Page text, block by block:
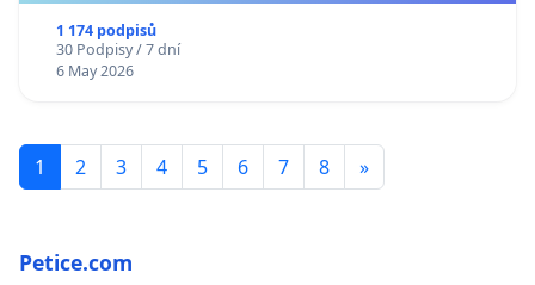
1 174 podpisů
30 Podpisy / 7 dní
6 May 2026
1 2 3 4 5 6 7 8 »
Petice.com